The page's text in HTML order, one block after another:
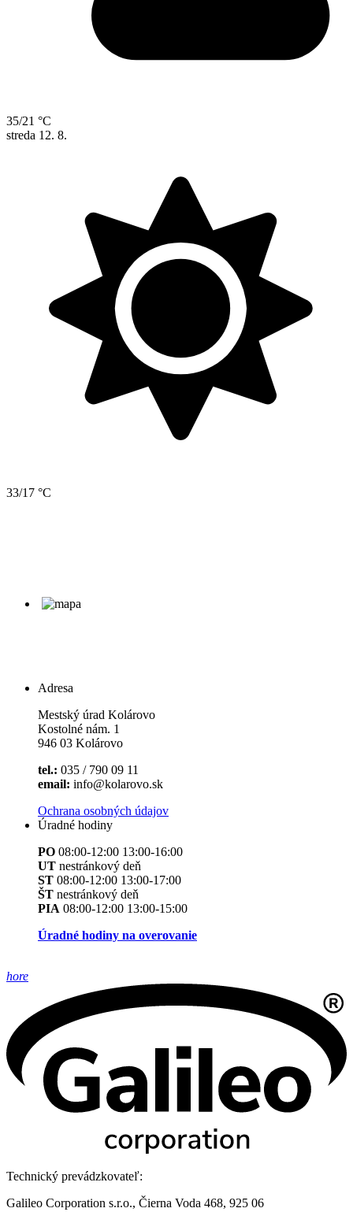
35/21 °C
streda 12. 8.
33/17 °C
Adresa
Mestský úrad Kolárovo
Kostolné nám. 1
946 03 Kolárovo
tel.: 035 / 790 09 11
email: info@kolarovo.sk
Ochrana osobných údajov
Úradné hodiny
PO 08:00-12:00 13:00-16:00
UT nestránkový deň
ST 08:00-12:00 13:00-17:00
ŠT nestránkový deň
PIA 08:00-12:00 13:00-15:00
Úradné hodiny na overovanie
hore
Technický prevádzkovateľ:
Galileo Corporation s.r.o., Čierna Voda 468, 925 06